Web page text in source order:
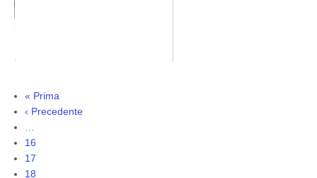
Paginazione
Prima
pagina
« Prima
Pagina
‹ Precedente
Pagina
16
Pagina
17
Pagina
18